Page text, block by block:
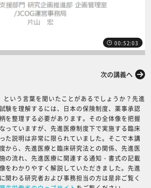
00:52:03
次の講義へ
という言葉を聞いたことがあるでしょうか？先進
験を理解するには、日本の保険制度、薬事承認
を整理する必要があります。その全体像を把握
っていますが、先進医療制度下で実施する臨床
た説明は非常に限られていました。そこで本講
から、先進医療と臨床研究法との関係、先進医
の流れ、先進医療に関連する通知・書式の記載
をわかりやすく解説していただきました。先進
関わる研究者および事務担当の方は是非ご覧く